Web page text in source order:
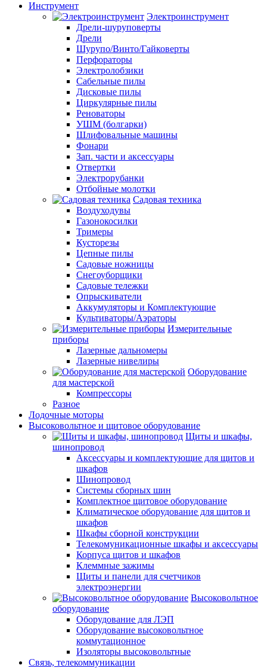
Инструмент
Электроинструмент
Дрели-шуруповерты
Дрели
Шурупо/Винто/Гайковерты
Перфораторы
Электролобзики
Сабельные пилы
Дисковые пилы
Циркулярные пилы
Реноваторы
УШМ (болгарки)
Шлифовальные машины
Фонари
Зап. части и аксессуары
Отвертки
Электрорубанки
Отбойные молотки
Садовая техника
Воздуходувы
Газонокосилки
Тримеры
Кусторезы
Цепные пилы
Садовые ножницы
Снегоуборщики
Садовые тележки
Опрыскиватели
Аккумуляторы и Комплектующие
Культиваторы/Аэраторы
Измерительные
приборы
Лазерные дальномеры
Лазерные нивелиры
Оборудование
для мастерской
Компрессоры
Разное
Лодочные моторы
Высоковольтное и щитовое оборудование
Щиты и шкафы,
шинопровод
Аксессуары и комплектующие для щитов и
шкафов
Шинопровод
Системы сборных шин
Комплектное щитовое оборудование
Климатическое оборудование для щитов и
шкафов
Шкафы сборной конструкции
Телекомуникационные шкафы и аксессуары
Корпуса щитов и шкафов
Клеммные зажимы
Щиты и панели для счетчиков
электроэнергии
Высоковольтное
оборудование
Оборудование для ЛЭП
Оборудование высоковольтное
коммутационное
Изоляторы высоковольтные
Связь, телекоммуникации